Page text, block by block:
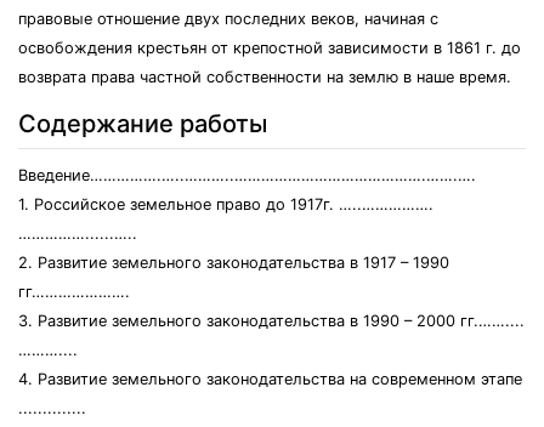
правовые отношение двух последних веков, начиная с
освобождения крестьян от крепостной зависимости в 1861 г. до
возврата права частной собственности на землю в наше время.
Содержание работы
Введение…………….…..………..…………………………………….…….….
1. Российское земельное право до 1917г. …..…………….
……………......…..
2. Развитие земельного законодательства в 1917 – 1990
гг………………….
3. Развитие земельного законодательства в 1990 – 2000 гг.……....
………....
4. Развитие земельного законодательства на современном этапе
..............